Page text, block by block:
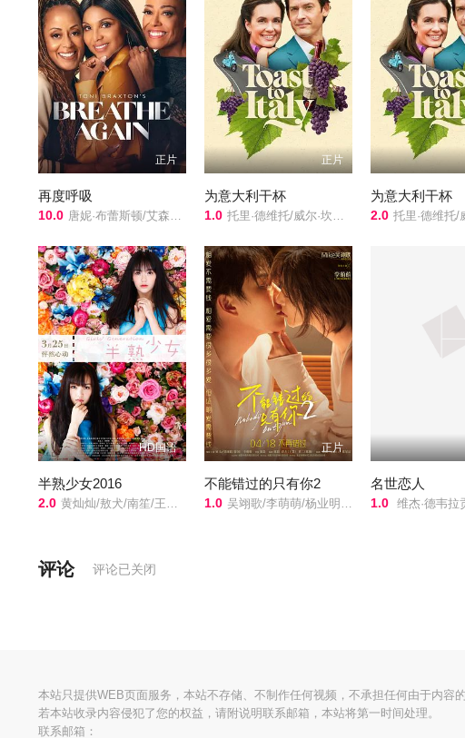
正片
再度呼吸
10.0 唐妮·布蕾斯顿/艾森斯·阿特金斯/
正片
为意大利干杯
1.0 托里·德维托/威尔·坎普/莉莉·奈特/
为意大利干杯
2.0 托里·德维托/威尔·坎
HD国语
半熟少女2016
2.0 黄灿灿/敖犬/南笙/王子豪/王子杰/黄诗棋/江倩龄/可晴/弯弯/
正片
不能错过的只有你2
1.0 吴翊歌/李萌萌/杨业明/刘流/陶红/赵熙玥/黄品沅/赵晋/田东霖/赵汉军/王彩平/
名世恋人
1.0 维杰·德韦拉贡达/拉茜·科纳/艾西瓦娅·拉杰什/
评论 评论已关闭
本站只提供WEB页面服务，本站不存储、不制作任何视频，不承担任何由于内容
若本站收录内容侵犯了您的权益，请附说明联系邮箱，本站将第一时间处理。
联系邮箱：